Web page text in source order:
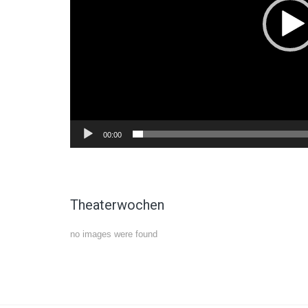
00:00
Theaterwochen
no images were found